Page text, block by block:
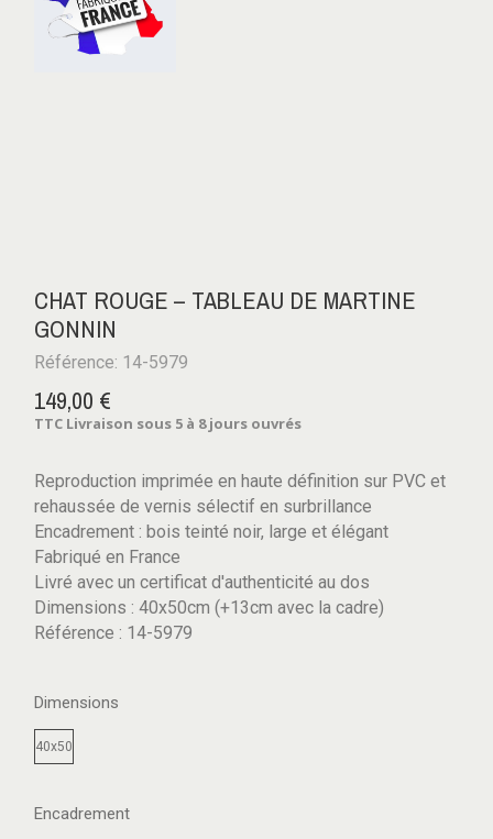
CHAT ROUGE – TABLEAU DE MARTINE
GONNIN
Référence: 14-5979
149,00 €
TTC Livraison sous 5 à 8 jours ouvrés
Reproduction imprimée en haute définition sur PVC et
rehaussée de vernis sélectif en surbrillance
Encadrement : bois teinté noir, large et élégant
Fabriqué en France
Livré avec un certificat d'authenticité au dos
Dimensions : 40x50cm (+13cm avec la cadre)
Référence : 14-5979
Dimensions
40x50
Encadrement